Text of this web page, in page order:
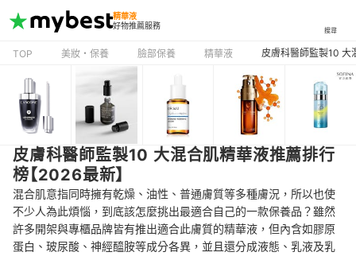
精華液
好物推薦服務
搜尋
TOP 美妝・保養 臉部保養 精華液 皮膚科醫師監製10
皮膚科醫師監製10 大混合肌精華液推薦排行
榜【2026最新】
混合肌意指同時擁有乾燥、油性、普通膚質等多種膚況，所以也使
不少人為此煩惱，到底該怎麼挑出最適合自己的一款保養品？雖然
許多開架與專櫃品牌皆有推出適合此膚質的精華液，但內含如膠原
蛋白、玻尿酸、神經醯胺等成分各異，並且還分成液態、乳液及乳